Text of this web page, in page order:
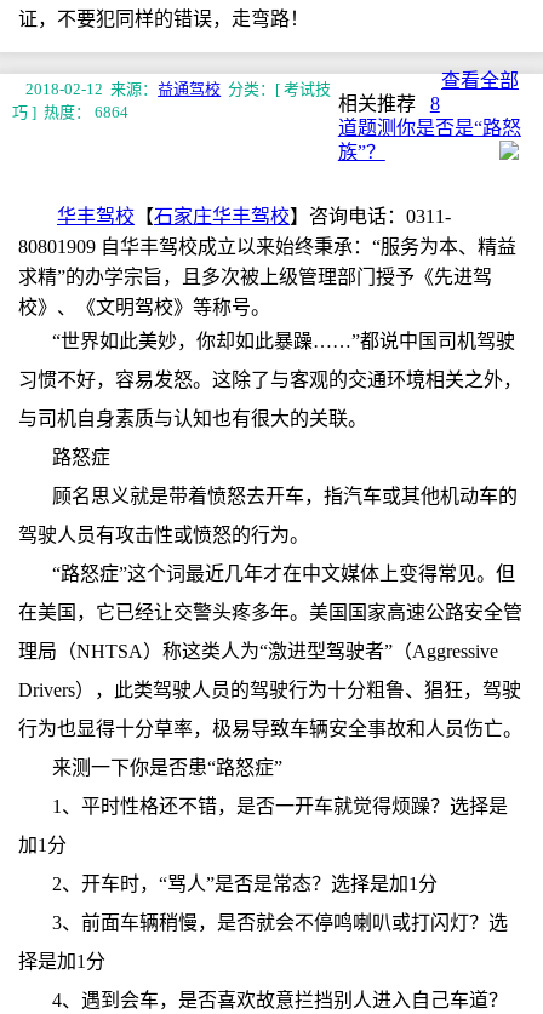
证，不要犯同样的错误，走弯路！
2018-02-12 来源：益通驾校 分类：[ 考试技
巧 ] 热度： 6864
查看全部
相关推荐
8
道题测你是否是“路怒
族”？
华丰驾校 【石家庄华丰驾校】咨询电话：0311-
80801909 自华丰驾校成立以来始终秉承：“服务为本、精益
求精”的办学宗旨，且多次被上级管理部门授予《先进驾
校》、《文明驾校》等称号。
“世界如此美妙，你却如此暴躁……”都说中国司机驾驶
习惯不好，容易发怒。这除了与客观的交通环境相关之外，
与司机自身素质与认知也有很大的关联。
路怒症
顾名思义就是带着愤怒去开车，指汽车或其他机动车的
驾驶人员有攻击性或愤怒的行为。
“路怒症”这个词最近几年才在中文媒体上变得常见。但
在美国，它已经让交警头疼多年。美国国家高速公路安全管
理局（NHTSA）称这类人为“激进型驾驶者”（Aggressive
Drivers），此类驾驶人员的驾驶行为十分粗鲁、猖狂，驾驶
行为也显得十分草率，极易导致车辆安全事故和人员伤亡。
来测一下你是否患“路怒症”
1、平时性格还不错，是否一开车就觉得烦躁？选择是
加1分
2、开车时，“骂人”是否是常态？选择是加1分
3、前面车辆稍慢，是否就会不停鸣喇叭或打闪灯？选
择是加1分
4、遇到会车，是否喜欢故意拦挡别人进入自己车道？